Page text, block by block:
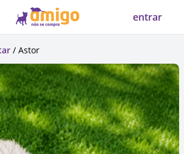
entrar
/ Astor